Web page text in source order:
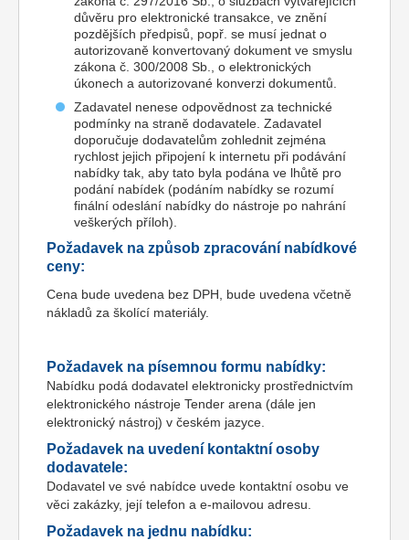
důvěru pro elektronické transakce, ve znění
pozdějších předpisů, popř. se musí jednat o
autorizovaně konvertovaný dokument ve smyslu
zákona č. 300/2008 Sb., o elektronických
úkonech a autorizované konverzi dokumentů.
Zadavatel nenese odpovědnost za technické
podmínky na straně dodavatele. Zadavatel
doporučuje dodavatelům zohlednit zejména
rychlost jejich připojení k internetu při podávání
nabídky tak, aby tato byla podána ve lhůtě pro
podání nabídek (podáním nabídky se rozumí
finální odeslání nabídky do nástroje po nahrání
veškerých příloh).
Požadavek na způsob zpracování nabídkové
ceny:
Cena bude uvedena bez DPH, bude uvedena včetně
nákladů za školící materiály.
Požadavek na písemnou formu nabídky:
Nabídku podá dodavatel elektronicky prostřednictvím
elektronického nástroje Tender arena (dále jen
elektronický nástroj) v českém jazyce.
Požadavek na uvedení kontaktní osoby
dodavatele:
Dodavatel ve své nabídce uvede kontaktní osobu ve
věci zakázky, její telefon a e-mailovou adresu.
Požadavek na jednu nabídku: